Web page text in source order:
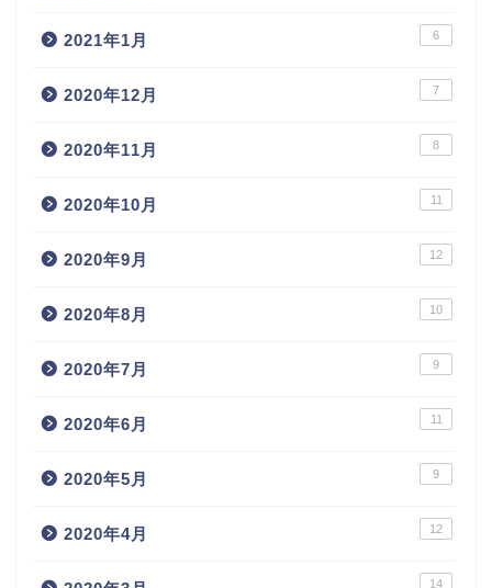
2021年1月 6
2020年12月 7
2020年11月 8
2020年10月 11
2020年9月 12
2020年8月 10
2020年7月 9
2020年6月 11
2020年5月 9
2020年4月 12
14